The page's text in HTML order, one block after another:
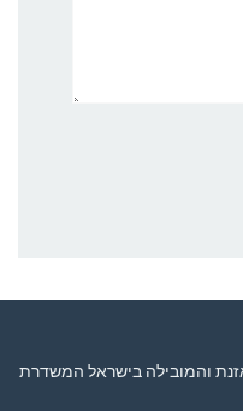
והמובילה בישראל המשדרת